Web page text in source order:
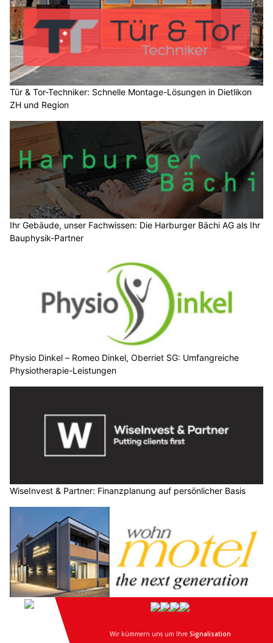
Tür & Tor-Techniker: Schnelle Montage-Lösungen in Dietlikon
ZH und Region
Ihr Gebäude, unser Fachwissen: Die Harburger Bächi AG als Ihr
Bauphysik-Partner
Physio Dinkel – Romeo Dinkel, Oberriet SG: Umfangreiche
Physiotherapie-Leistungen
WiseInvest & Partner: Finanzplanung auf persönlicher Basis
Veltus AG / WohnMotel: Komfortables Kurzzeitwohnen in
Hinterforst SG